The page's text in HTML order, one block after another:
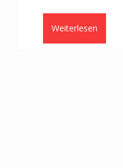
CHF 128.00
Weiterlesen